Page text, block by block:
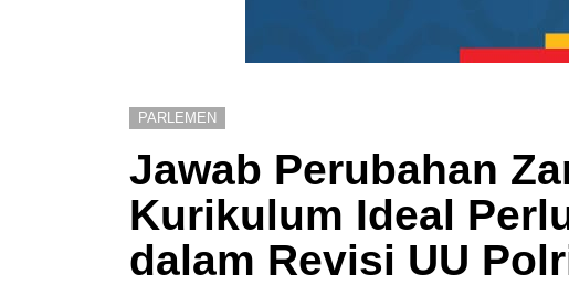
PARLEMEN
Jawab Perubahan
Kurikulum Ideal
dalam Revisi UU